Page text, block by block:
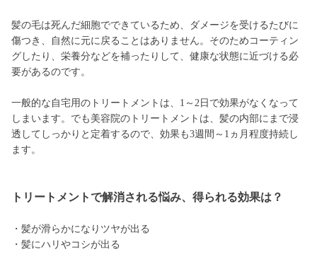
髪の毛は死んだ細胞でできているため、ダメージを受けるたびに
傷つき、自然に元に戻ることはありません。そのためコーティン
グしたり、栄養分などを補ったりして、健康な状態に近づける必
要があるのです。
一般的な自宅用のトリートメントは、1～2日で効果がなくなって
しまいます。でも美容院のトリートメントは、髪の内部にまで浸
透してしっかりと定着するので、効果も3週間～1ヵ月程度持続し
ます。
トリートメントで解消される悩み、得られる効果は？
・髪が滑らかになりツヤが出る
・髪にハリやコシが出る